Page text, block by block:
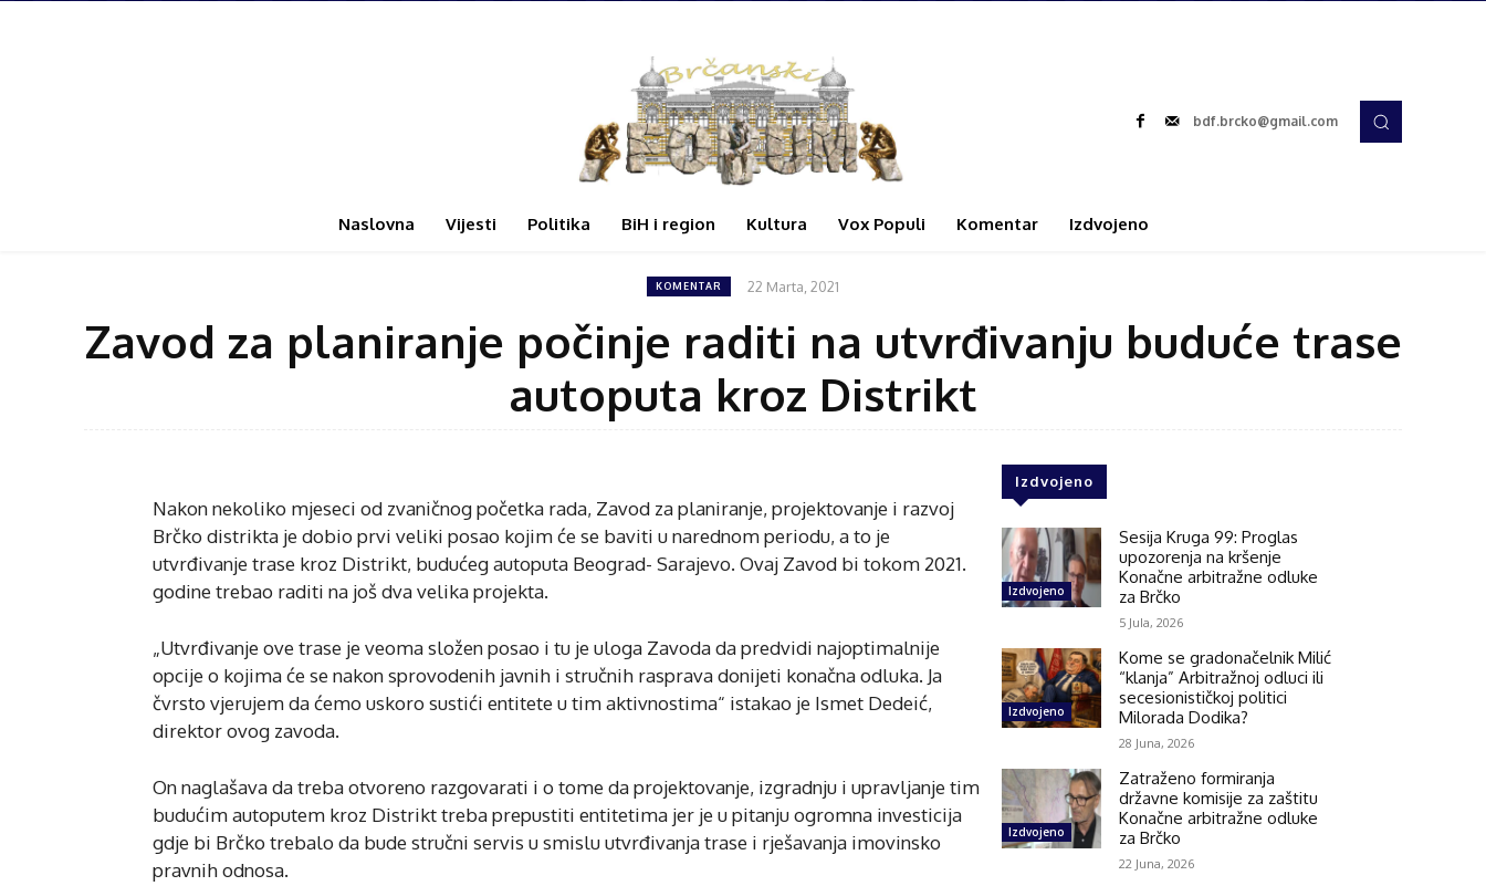
bdf.brcko@gmail.com
Naslovna Vijesti Politika BiH i region Kultura Vox Populi Komentar Izdvojeno
KOMENTAR 22 Marta, 2021
Zavod za planiranje počinje raditi na utvrđivanju buduće trase
autoputa kroz Distrikt
Nakon nekoliko mjeseci od zvaničnog početka rada, Zavod za planiranje, projektovanje i razvoj
Brčko distrikta je dobio prvi veliki posao kojim će se baviti u narednom periodu, a to je
utvrđivanje trase kroz Distrikt, budućeg autoputa Beograd- Sarajevo. Ovaj Zavod bi tokom 2021.
godine trebao raditi na još dva velika projekta.
„Utvrđivanje ove trase je veoma složen posao i tu je uloga Zavoda da predvidi najoptimalnije
opcije o kojima će se nakon sprovodenih javnih i stručnih rasprava donijeti konačna odluka. Ja
čvrsto vjerujem da ćemo uskoro sustići entitete u tim aktivnostima“ istakao je Ismet Dedeić,
direktor ovog zavoda.
On naglašava da treba otvoreno razgovarati i o tome da projektovanje, izgradnju i upravljanje tim
budućim autoputem kroz Distrikt treba prepustiti entitetima jer je u pitanju ogromna investicija
gdje bi Brčko trebalo da bude stručni servis u smislu utvrđivanja trase i rješavanja imovinsko
pravnih odnosa.
Izdvojeno
Izdvojeno
Sesija Kruga 99: Proglas
upozorenja na kršenje
Konačne arbitražne odluke
za Brčko
5 Jula, 2026
Izdvojeno
Kome se gradonačelnik Milić
“klanja” Arbitražnoj odluci ili
secesionističkoj politici
Milorada Dodika?
28 Juna, 2026
Izdvojeno
Zatraženo formiranja
državne komisije za zaštitu
Konačne arbitražne odluke
za Brčko
22 Juna, 2026